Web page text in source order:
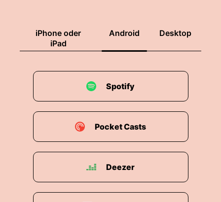
iPhone oder
iPad
Android Desktop
Spotify
Pocket Casts
Deezer